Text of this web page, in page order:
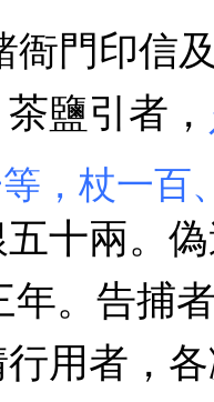
衙門印信
鹽引者，
，杖一百
十兩。
年。告捕
用者，